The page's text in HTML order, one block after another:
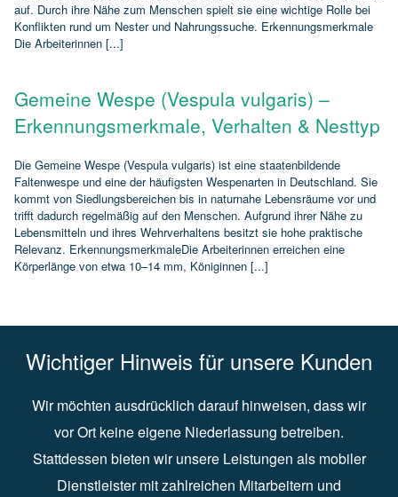
auf. Durch ihre Nähe zum Menschen spielt sie eine wichtige Rolle bei
Konflikten rund um Nester und Nahrungssuche. Erkennungsmerkmale
Die Arbeiterinnen [...]
Gemeine Wespe (Vespula vulgaris) –
Erkennungsmerkmale, Verhalten & Nesttyp
Die Gemeine Wespe (Vespula vulgaris) ist eine staatenbildende
Faltenwespe und eine der häufigsten Wespenarten in Deutschland. Sie
kommt von Siedlungsbereichen bis in naturnahe Lebensräume vor und
trifft dadurch regelmäßig auf den Menschen. Aufgrund ihrer Nähe zu
Lebensmitteln und ihres Wehrverhaltens besitzt sie hohe praktische
Relevanz. ErkennungsmerkmaleDie Arbeiterinnen erreichen eine
Körperlänge von etwa 10–14 mm, Königinnen [...]
Wichtiger Hinweis für unsere Kunden
Wir möchten ausdrücklich darauf hinweisen, dass wir
vor Ort keine eigene Niederlassung betreiben.
Stattdessen bieten wir unsere Leistungen als mobiler
Dienstleister mit zahlreichen Mitarbeitern und